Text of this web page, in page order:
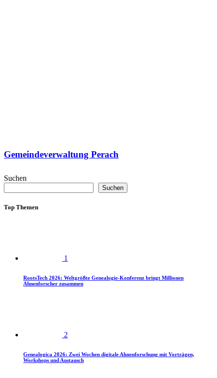
Gemeindeverwaltung Perach
Suchen
Suchen
Top Themen
1
RootsTech 2026: Weltgrößte Genealogie-Konferenz bringt Millionen
Ahnenforscher zusammen
2
Genealogica 2026: Zwei Wochen digitale Ahnenforschung mit Vorträgen,
Workshops und Austausch